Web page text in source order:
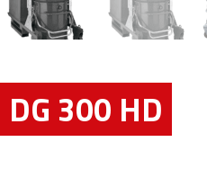
DG 300 HD